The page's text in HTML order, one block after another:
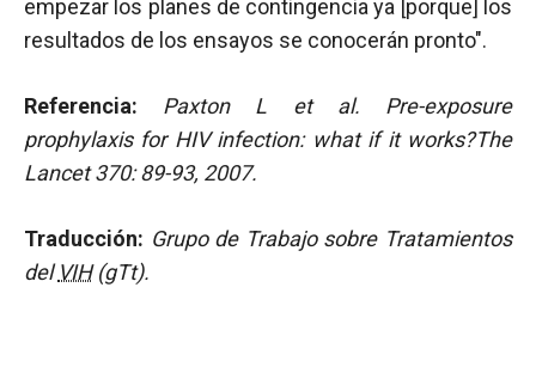
empezar los planes de contingencia ya [porque] los
resultados de los ensayos se conocerán pronto".
Referencia: Paxton L et al. Pre-exposure
prophylaxis for HIV infection: what if it works?The
Lancet 370: 89-93, 2007.
Traducción: Grupo de Trabajo sobre Tratamientos
delVIH(gTt).